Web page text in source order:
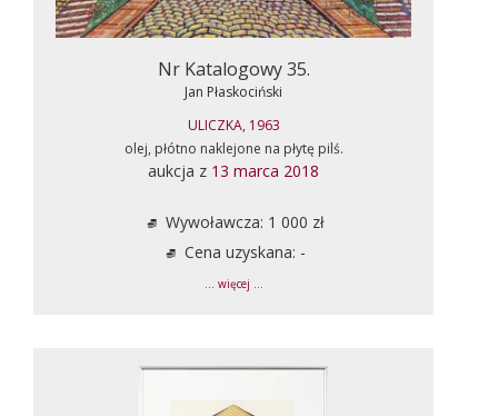
Nr Katalogowy 35.
Jan Płaskociński
ULICZKA, 1963
olej, płótno naklejone na płytę pilś.
aukcja z 13 marca 2018
Wywoławcza: 1 000 zł
Cena uzyskana: -
... więcej ...